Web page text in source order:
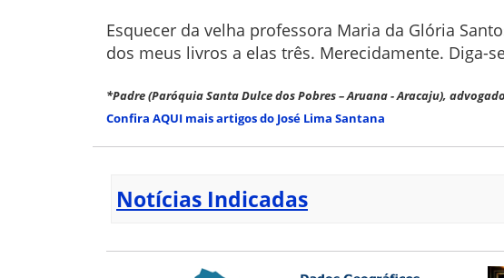
Esquecer da velha professora Maria da Glória
dos meus livros a elas três. Merecidamente. Diga-
*Padre (Paróquia Santa Dulce dos Pobres – Aruana - Aracaju),
Confira AQUI mais artigos do José Lima Santana
Notícias Indicadas